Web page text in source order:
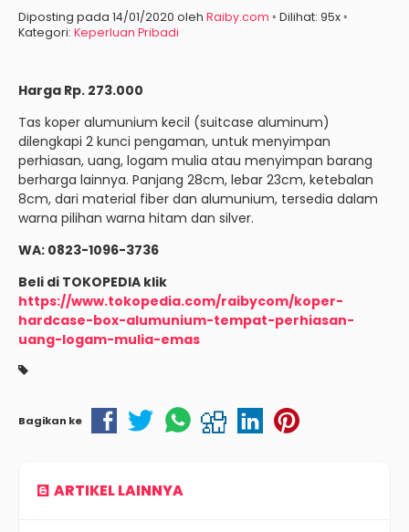
Diposting pada 14/01/2020 oleh Raiby.com ◦ Dilihat: 95x ◦
Kategori: Keperluan Pribadi
Harga Rp. 273.000
Tas koper alumunium kecil (suitcase aluminum)
dilengkapi 2 kunci pengaman, untuk menyimpan
perhiasan, uang, logam mulia atau menyimpan barang
berharga lainnya. Panjang 28cm, lebar 23cm, ketebalan
8cm, dari material fiber dan alumunium, tersedia dalam
warna pilihan warna hitam dan silver.
WA: 0823-1096-3736
Beli di TOKOPEDIA klik
https://www.tokopedia.com/raibycom/koper-
hardcase-box-alumunium-tempat-perhiasan-
uang-logam-mulia-emas
Bagikan ke
ARTIKEL LAINNYA